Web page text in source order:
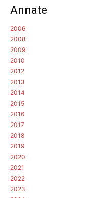
Annate
2006
2008
2009
2010
2012
2013
2014
2015
2016
2017
2018
2019
2020
2021
2022
2023